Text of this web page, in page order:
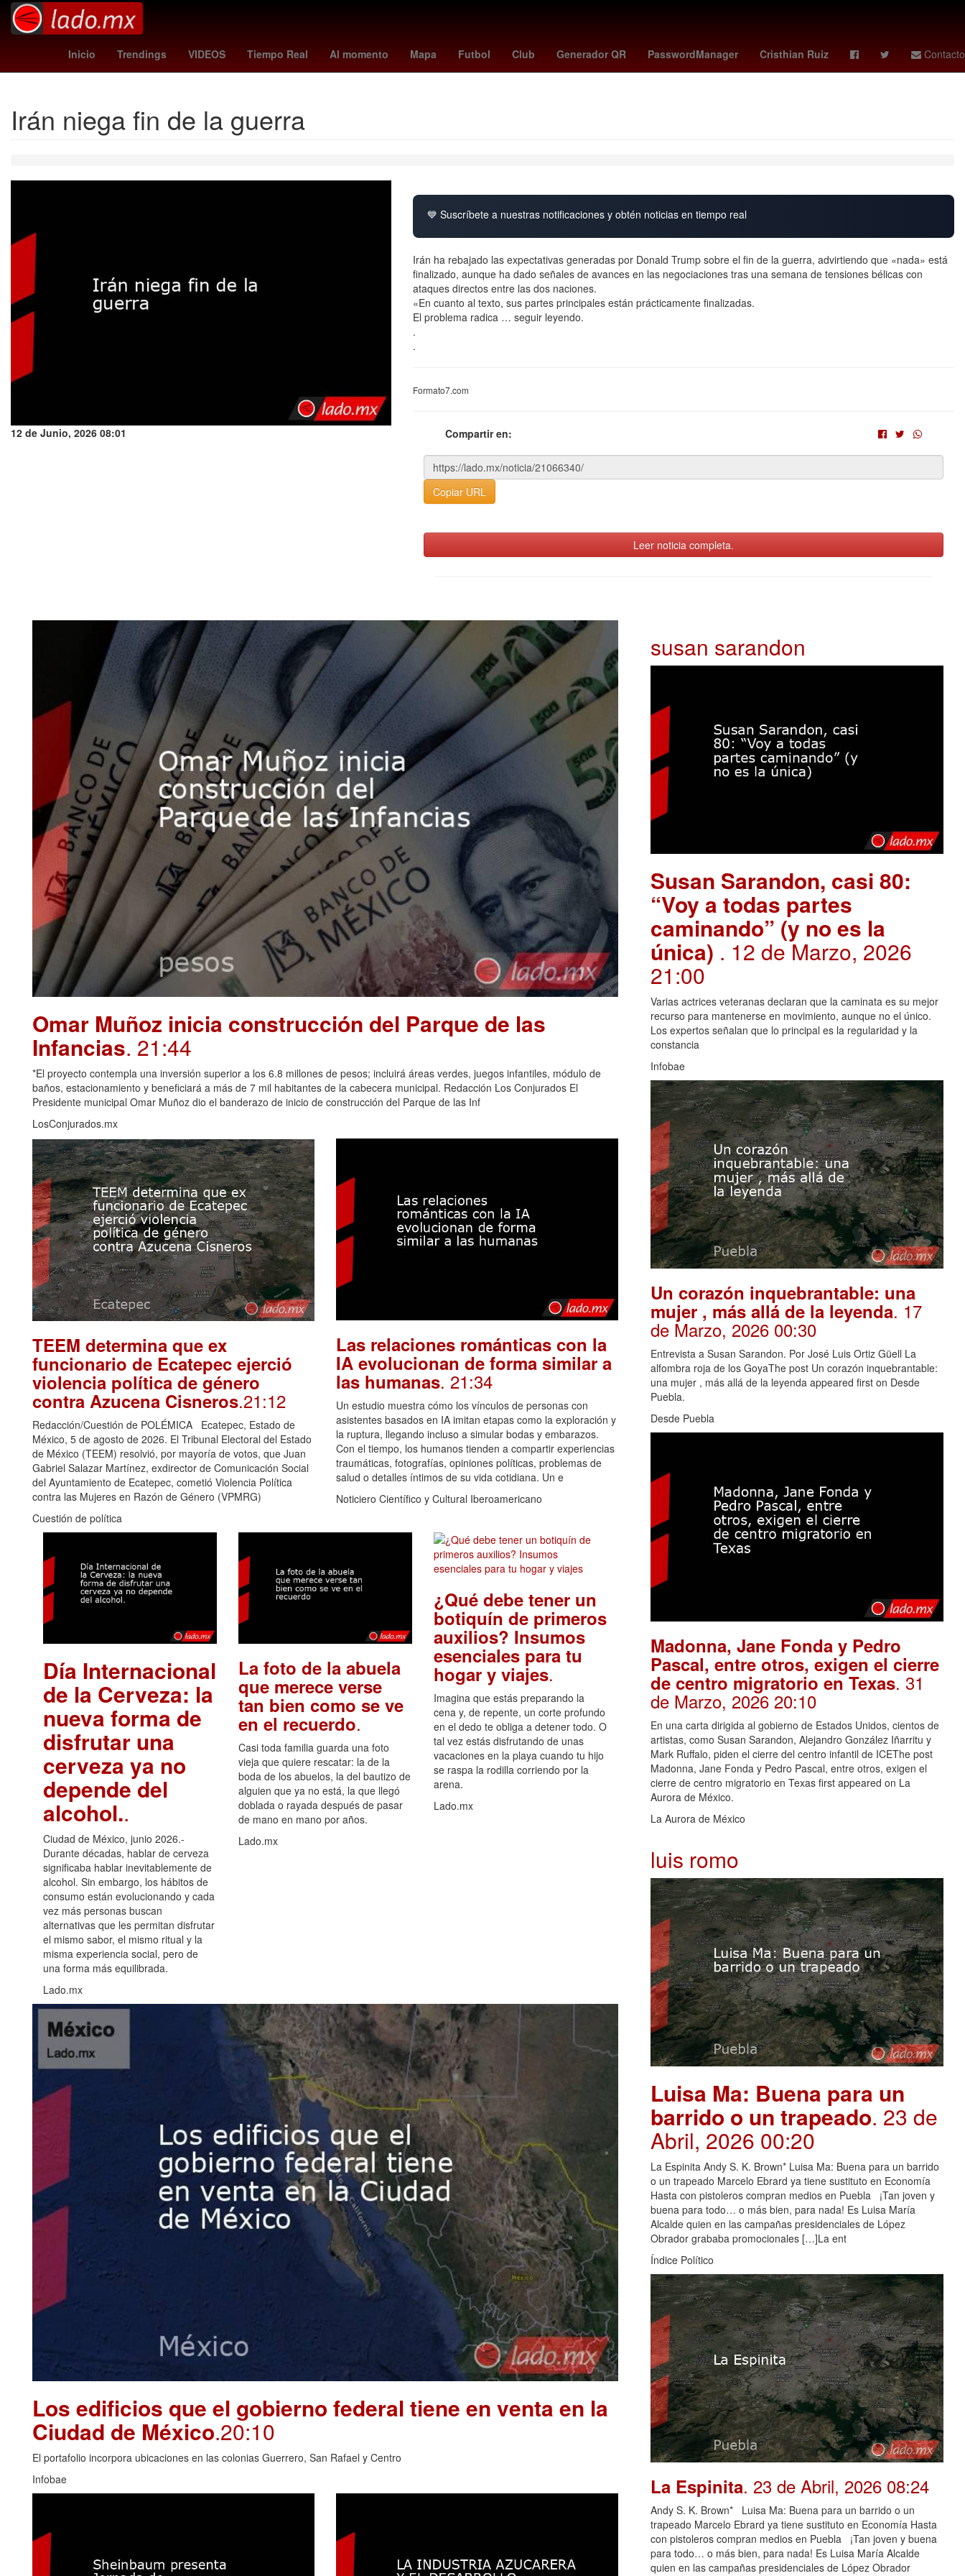
Inicio Trendings VIDEOS Tiempo Real Al momento Mapa Futbol Club Generador QR PasswordManager Cristhian Ruiz Contacto
Germán Berterame Rogelio Funes Mori mexico vs abus magomedov Antoine Griezmann política toy story 5 tiene escena post creditos miami vs san luis Venezolanos Cohete
Irán niega fin de la guerra
12 de Junio, 2026 08:01
💙 Suscríbete a nuestras notificaciones y obtén noticias en tiempo real
Irán ha rebajado las expectativas generadas por Donald Trump sobre el fin de la guerra, advirtiendo que «nada» está
finalizado, aunque ha dado señales de avances en las negociaciones tras una semana de tensiones bélicas con
ataques directos entre las dos naciones.
«En cuanto al texto, sus partes principales están prácticamente finalizadas.
El problema radica … seguir leyendo.
.
.
Formato7.com
Compartir en:
Copiar URL
Leer noticia completa.
Omar Muñoz inicia construcción del Parque de las
Infancias. 21:44
*El proyecto contempla una inversión superior a los 6.8 millones de pesos; incluirá áreas verdes, juegos infantiles, módulo de
baños, estacionamiento y beneficiará a más de 7 mil habitantes de la cabecera municipal. Redacción Los Conjurados El
Presidente municipal Omar Muñoz dio el banderazo de inicio de construcción del Parque de las Inf
LosConjurados.mx
TEEM determina que ex
funcionario de Ecatepec ejerció
violencia política de género
contra Azucena Cisneros.21:12
Redacción/Cuestión de POLÉMICA Ecatepec, Estado de
México, 5 de agosto de 2026. El Tribunal Electoral del Estado
de México (TEEM) resolvió, por mayoría de votos, que Juan
Gabriel Salazar Martínez, exdirector de Comunicación Social
del Ayuntamiento de Ecatepec, cometió Violencia Política
contra las Mujeres en Razón de Género (VPMRG)
Cuestión de política
Las relaciones románticas con la
IA evolucionan de forma similar a
las humanas. 21:34
Un estudio muestra cómo los vínculos de personas con
asistentes basados en IA imitan etapas como la exploración y
la ruptura, llegando incluso a simular bodas y embarazos.
Con el tiempo, los humanos tienden a compartir experiencias
traumáticas, fotografías, opiniones políticas, problemas de
salud o detalles íntimos de su vida cotidiana. Un e
Noticiero Científico y Cultural Iberoamericano
Día Internacional
de la Cerveza: la
nueva forma de
disfrutar una
cerveza ya no
depende del
alcohol..
Ciudad de México, junio 2026.-
Durante décadas, hablar de cerveza
significaba hablar inevitablemente de
alcohol. Sin embargo, los hábitos de
consumo están evolucionando y cada
vez más personas buscan
alternativas que les permitan disfrutar
el mismo sabor, el mismo ritual y la
misma experiencia social, pero de
una forma más equilibrada.
Lado.mx
La foto de la abuela
que merece verse
tan bien como se ve
en el recuerdo.
Casi toda familia guarda una foto
vieja que quiere rescatar: la de la
boda de los abuelos, la del bautizo de
alguien que ya no está, la que llegó
doblada o rayada después de pasar
de mano en mano por años.
Lado.mx
¿Qué debe tener un
botiquín de primeros
auxilios? Insumos
esenciales para tu
hogar y viajes.
Imagina que estás preparando la
cena y, de repente, un corte profundo
en el dedo te obliga a detener todo. O
tal vez estás disfrutando de unas
vacaciones en la playa cuando tu hijo
se raspa la rodilla corriendo por la
arena.
Lado.mx
Los edificios que el gobierno federal tiene en venta en la
Ciudad de México.20:10
El portafolio incorpora ubicaciones en las colonias Guerrero, San Rafael y Centro
Infobae
susan sarandon
Susan Sarandon, casi 80:
“Voy a todas partes
caminando” (y no es la
única) . 12 de Marzo, 2026
21:00
Varias actrices veteranas declaran que la caminata es su mejor
recurso para mantenerse en movimiento, aunque no el único.
Los expertos señalan que lo principal es la regularidad y la
constancia
Infobae
Un corazón inquebrantable: una
mujer , más allá de la leyenda. 17
de Marzo, 2026 00:30
Entrevista a Susan Sarandon. Por José Luis Ortiz Güell La
alfombra roja de los GoyaThe post Un corazón inquebrantable:
una mujer , más allá de la leyenda appeared first on Desde
Puebla.
Desde Puebla
Madonna, Jane Fonda y Pedro
Pascal, entre otros, exigen el cierre
de centro migratorio en Texas. 31
de Marzo, 2026 20:10
En una carta dirigida al gobierno de Estados Unidos, cientos de
artistas, como Susan Sarandon, Alejandro González Iñarritu y
Mark Ruffalo, piden el cierre del centro infantil de ICEThe post
Madonna, Jane Fonda y Pedro Pascal, entre otros, exigen el
cierre de centro migratorio en Texas first appeared on La
Aurora de México.
La Aurora de México
luis romo
Luisa Ma: Buena para un
barrido o un trapeado. 23 de
Abril, 2026 00:20
La Espinita Andy S. K. Brown* Luisa Ma: Buena para un barrido
o un trapeado Marcelo Ebrard ya tiene sustituto en Economía
Hasta con pistoleros compran medios en Puebla ¡Tan joven y
buena para todo… o más bien, para nada! Es Luisa María
Alcalde quien en las campañas presidenciales de López
Obrador grababa promocionales […]La ent
Índice Político
La Espinita. 23 de Abril, 2026 08:24
Andy S. K. Brown* Luisa Ma: Buena para un barrido o un
trapeado Marcelo Ebrard ya tiene sustituto en Economía Hasta
con pistoleros compran medios en Puebla ¡Tan joven y buena
para todo… o más bien, para nada! Es Luisa María Alcalde
quien en las campañas presidenciales de López Obrador